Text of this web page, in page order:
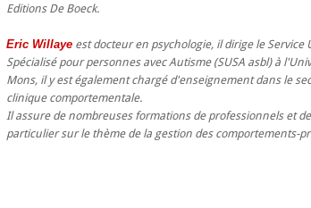
Editions De Boeck.
Eric Willaye est docteur en psychologie, il dirige le Service
Spécialisé pour personnes avec Autisme (SUSA asbl) à
Mons, il y est également chargé d'enseignement dans le
clinique comportementale.
Il assure de nombreuses formations de professionnels et
particulier sur le thème de la gestion des comportements-